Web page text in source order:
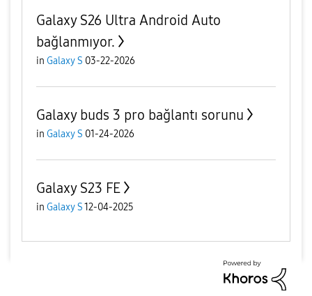
Galaxy S26 Ultra Android Auto
bağlanmıyor.
in Galaxy S 03-22-2026
Galaxy buds 3 pro bağlantı sorunu
in Galaxy S 01-24-2026
Galaxy S23 FE
in Galaxy S12-04-2025